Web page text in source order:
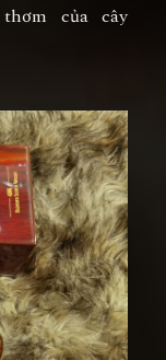
của cây